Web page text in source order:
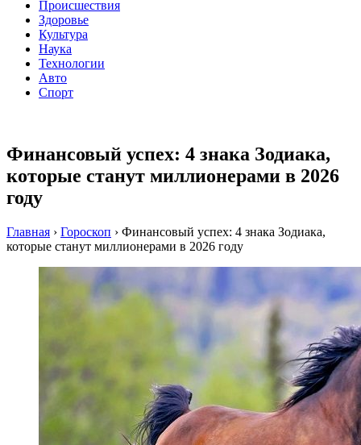
Происшествия
Здоровье
Культура
Наука
Технологии
Авто
Спорт
Финансовый успех: 4 знака Зодиака,
которые станут миллионерами в 2026
году
Главная › Гороскоп › Финансовый успех: 4 знака Зодиака,
которые станут миллионерами в 2026 году